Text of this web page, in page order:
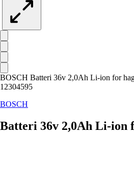
BOSCH Batteri 36v 2,0Ah Li-ion for
12304595
BOSCH
Batteri 36v 2,0Ah Li-ion